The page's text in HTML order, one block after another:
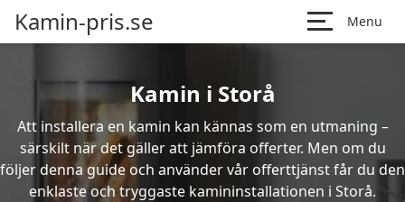
Kamin-pris.se Menu
Kamin i Storå
Att installera en kamin kan kännas som en utmaning –
särskilt när det gäller att jämföra offerter. Men om du
följer denna guide och använder vår offerttjänst får du den
enklaste och tryggaste kamininstallationen i Storå.